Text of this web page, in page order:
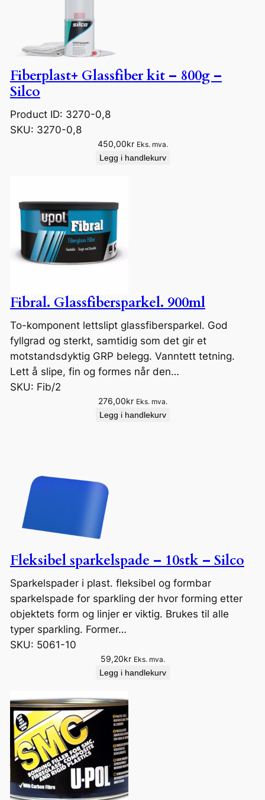
Fiberplast+ Glassfiber kit – 800g –
Silco
Product ID: 3270-0,8
SKU: 3270-0,8
450,00kr Eks. mva.
Legg i handlekurv
Fibral. Glassfibersparkel. 900ml
To-komponent lettslipt glassfibersparkel. God
fyllgrad og sterkt, samtidig som det gir et
motstandsdyktig GRP belegg. Vanntett tetning.
Lett å slipe, fin og formes når den…
SKU: Fib/2
276,00kr Eks. mva.
Legg i handlekurv
Fleksibel sparkelspade – 10stk – Silco
Sparkelspader i plast. fleksibel og formbar
sparkelspade for sparkling der hvor forming etter
objektets form og linjer er viktig. Brukes til alle
typer sparkling. Former…
SKU: 5061-10
59,20kr Eks. mva.
Legg i handlekurv